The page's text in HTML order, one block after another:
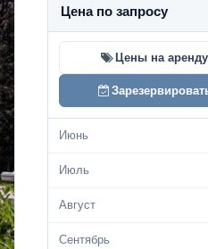
Цена по запросу
Цены на аренду
Июнь
Июль
Август
Сентябрь